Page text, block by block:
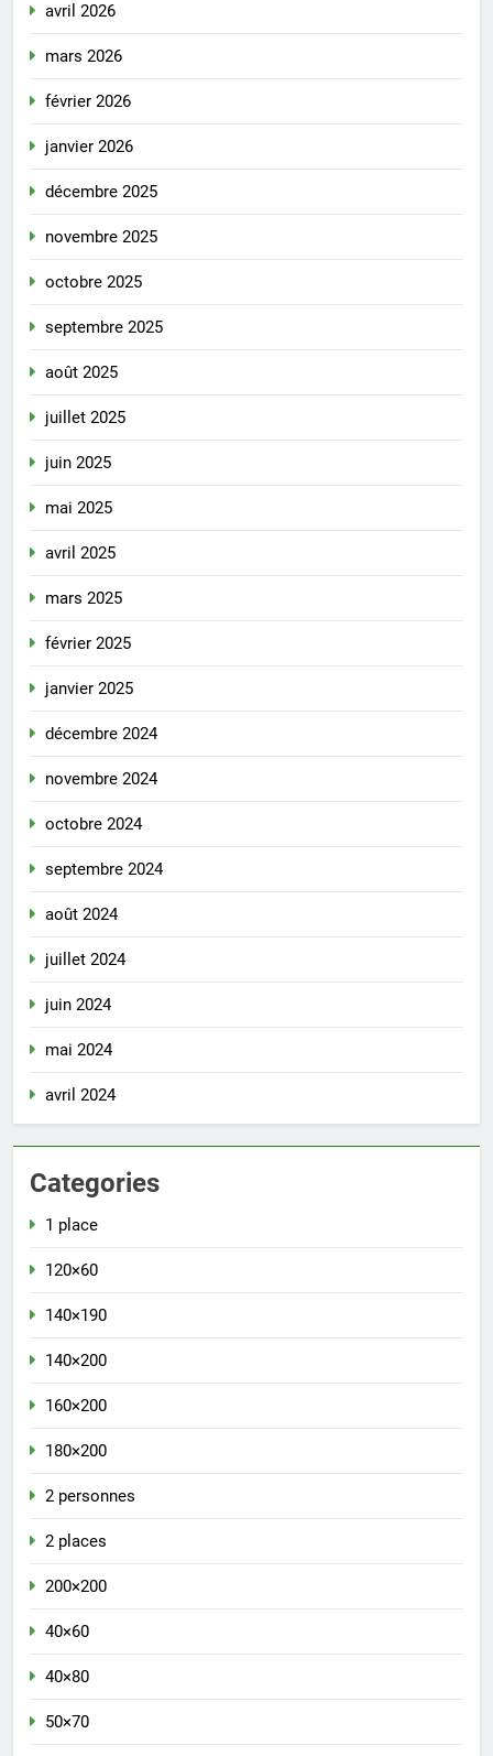
avril 2026
mars 2026
février 2026
janvier 2026
décembre 2025
novembre 2025
octobre 2025
septembre 2025
août 2025
juillet 2025
juin 2025
mai 2025
avril 2025
mars 2025
février 2025
janvier 2025
décembre 2024
novembre 2024
octobre 2024
septembre 2024
août 2024
juillet 2024
juin 2024
mai 2024
avril 2024
Categories
1 place
120×60
140×190
140×200
160×200
180×200
2 personnes
2 places
200×200
40×60
40×80
50×70